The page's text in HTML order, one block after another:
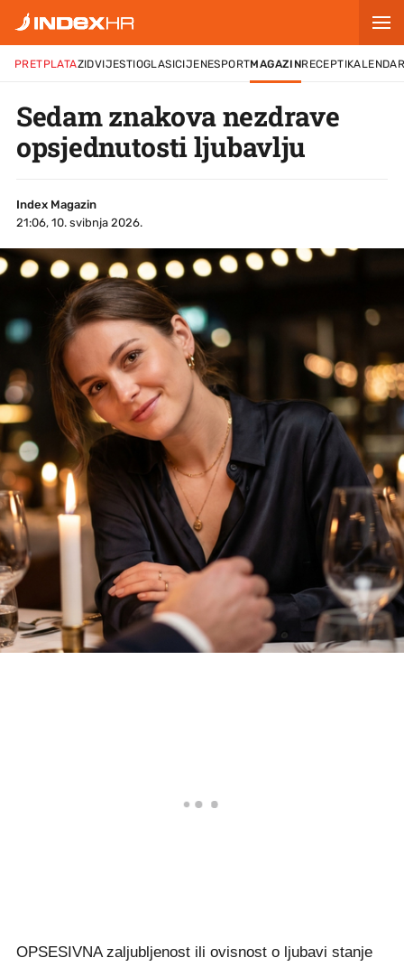
PRETPLATAZIDVIJESTIOGLASICIJENESPORTMAGAZINRECEPTI
Sedam znakova nezdrave
opsjednutosti ljubavlju
Index Magazin
21:06, 10. svibnja 2026.
OPSESIVNA zaljubljenost ili ovisnost o ljubavi stanje